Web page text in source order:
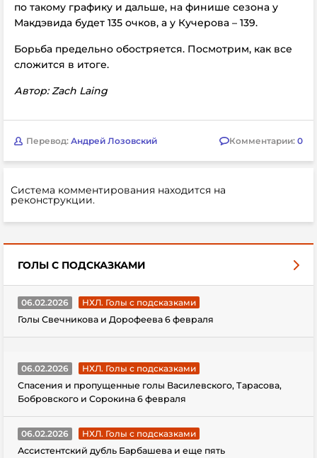
по такому графику и дальше, на финише сезона у
Макдэвида будет 135 очков, а у Кучерова – 139.
Борьба предельно обостряется. Посмотрим, как все
сложится в итоге.
Автор:Zach Laing
Перевод: Андрей Лозовский Комментарии: 0
Система комментирования находится на
реконструкции.
ГОЛЫ С ПОДСКАЗКАМИ
06.02.2026
НХЛ. Голы с подсказками
Голы Свечникова и Дорофеева 6 февраля
06.02.2026
НХЛ. Голы с подсказками
Спасения и пропущенные голы Василевского, Тарасова,
Бобровского и Сорокина 6 февраля
06.02.2026
НХЛ. Голы с подсказками
Ассистентский дубль Барбашева и еще пять